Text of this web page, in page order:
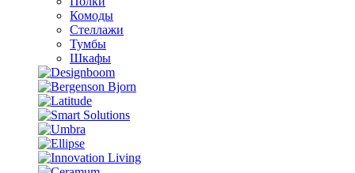
Комоды
Стеллажи
Тумбы
Шкафы